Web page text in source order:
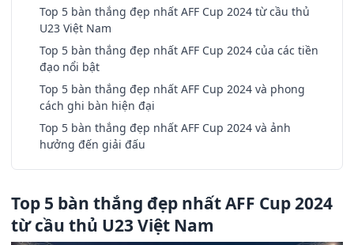
Top 5 bàn thắng đẹp nhất AFF Cup 2024 từ cầu thủ
U23 Việt Nam
Top 5 bàn thắng đẹp nhất AFF Cup 2024 của các tiền
đạo nổi bật
Top 5 bàn thắng đẹp nhất AFF Cup 2024 và phong
cách ghi bàn hiện đại
Top 5 bàn thắng đẹp nhất AFF Cup 2024 và ảnh
hưởng đến giải đấu
Top 5 bàn thắng đẹp nhất AFF Cup 2024
từ cầu thủ U23 Việt Nam